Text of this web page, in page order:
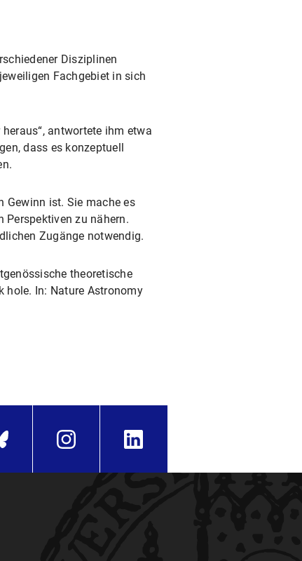
Disziplinen
Fachgebiet in sich
antwortete ihm etwa
dass es konzeptuell
Gewinn ist. Sie mache es
Perspektiven zu nähern.
Zugänge notwendig.
theoretische
hole. In: Nature Astronomy